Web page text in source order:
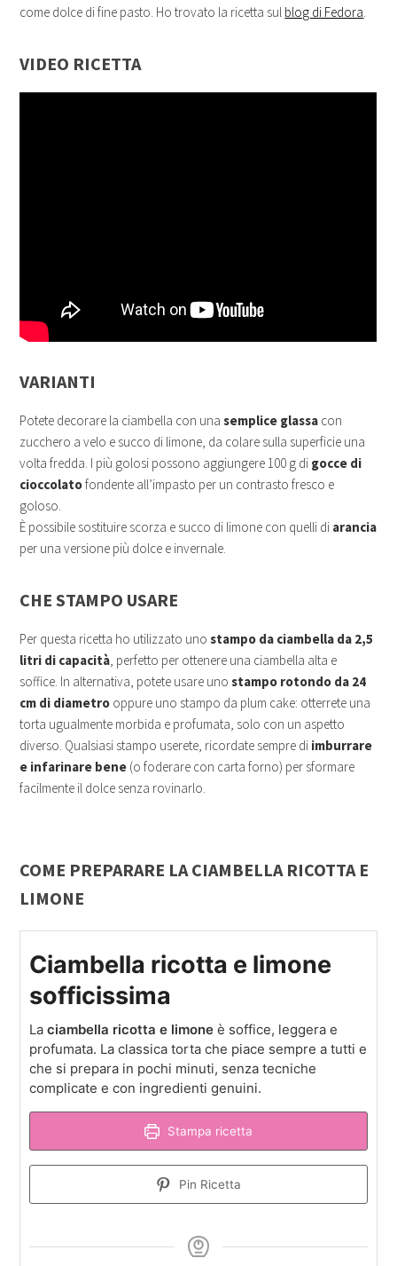
come dolce di fine pasto. Ho trovato la ricetta sul blog di Fedora.
VIDEO RICETTA
VARIANTI
Potete decorare la ciambella con unasemplice glassa con
zucchero a velo e succo di limone, da colare sulla superficie una
volta fredda. I più golosi possono aggiungere 100 g di gocce di
cioccolatofondente all’impasto per un contrasto fresco e
goloso.
È possibile sostituire scorza e succo di limone con quelli di arancia
per una versione più dolce e invernale.
CHE STAMPO USARE
Per questa ricetta ho utilizzato unostampo da ciambella da 2,5
litri di capacità, perfetto per ottenere una ciambella alta e
soffice. In alternativa, potete usare unostampo rotondo da 24
cm di diametro oppure uno stampo da plum cake: otterrete una
torta ugualmente morbida e profumata, solo con un aspetto
diverso. Qualsiasi stampo userete, ricordate sempre di imburrare
e infarinare bene (o foderare con carta forno) per sformare
facilmente il dolce senza rovinarlo.
COME PREPARARE LA CIAMBELLA RICOTTA E
LIMONE
Ciambella ricotta e limone
sofficissima
Laciambella ricotta e limone è soffice, leggera e
profumata. La classica torta che piace sempre a tutti e
che si prepara in pochi minuti, senza tecniche
complicate e con ingredienti genuini.
Stampa ricetta
Pin Ricetta